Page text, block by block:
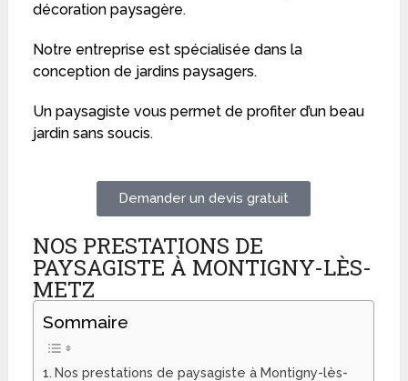
décoration paysagère.
Notre entreprise est spécialisée dans la
conception de jardins paysagers.
Un paysagiste vous permet de profiter d’un beau
jardin sans soucis.
Demander un devis gratuit
NOS PRESTATIONS DE
PAYSAGISTE À MONTIGNY-LÈS-
METZ
Sommaire
Nos prestations de paysagiste à Montigny-lès-